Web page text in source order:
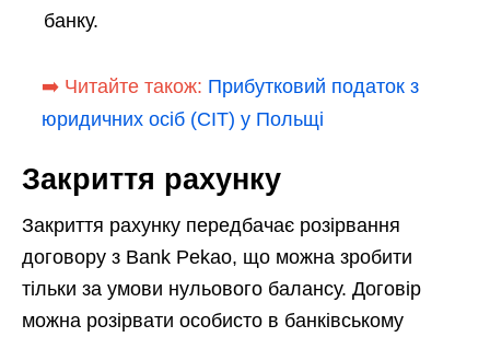
банку.
➡️ Читайте також: Прибутковий податок з
юридичних осіб (CIT) у Польщі
Закриття рахунку
Закриття рахунку передбачає розірвання
договору з Bank Pekao, що можна зробити
тільки за умови нульового балансу. Договір
можна розірвати особисто в банківському